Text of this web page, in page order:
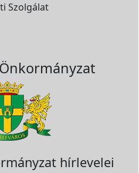
Szolgálat
hírlevelei